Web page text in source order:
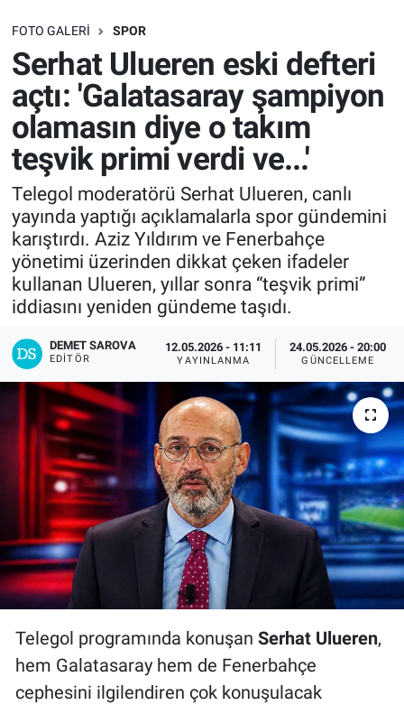
FOTO GALERI SPOR
Serhat Ulueren eski defteri
açtı: 'Galatasaray şampiyon
olamasın diye o takım
teşvik primi verdi ve...'
Telegol moderatörü Serhat Ulueren, canlı
yayında yaptığı açıklamalarla spor gündemini
karıştırdı. Aziz Yıldırım ve Fenerbahçe
yönetimi üzerinden dikkat çeken ifadeler
kullanan Ulueren, yıllar sonra “teşvik primi”
iddiasını yeniden gündeme taşıdı.
DEMET SAROVA
EDITÖR
12.05.2026 - 11:11
YAYINLANMA
24.05.2026 - 20:00
GÜNCELLEME
Telegol programında konuşan Serhat Ulueren,
hem Galatasaray hem de Fenerbahçe
cephesini ilgilendiren çok konuşulacak
SAĞLIK
EKONOMİ
EĞİTİM
ÖZEL HABER
Keşfet
ASTROLOJİ
MANŞET
RESMİ İLANLAR
İLAN
Bize ulaşın
İletişim/Künye
Yaşam
Gözden Kaçmasın
İletişim (Künye)